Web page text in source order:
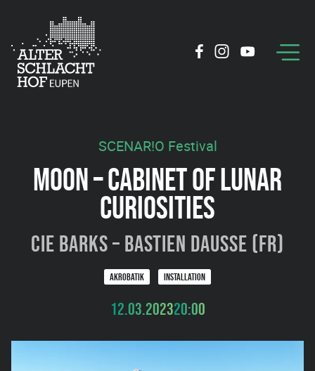
SCENAR!O Festival
MOON – CABINET OF LUNAR
CURIOSITIES
Cie Barks – Bastien Dausse (FR)
AKROBATIK INSTALLATION
12.03.202320:00